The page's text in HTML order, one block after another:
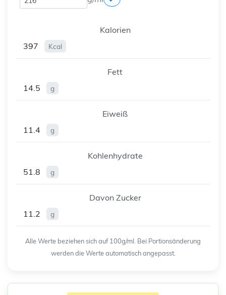
Kalorien
397
Kcal
Fett
14.5
g
Eiweiß
11.4
g
Kohlenhydrate
51.8
g
Davon Zucker
11.2
g
Alle Werte beziehen sich auf 100g/ml. Bei Portionsänderung
werden die Werte automatisch angepasst.